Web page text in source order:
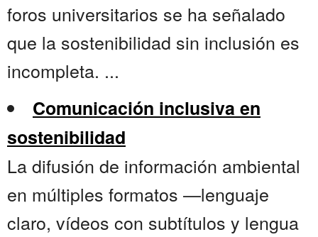
foros universitarios se ha señalado
que la sostenibilidad sin inclusión es
incompleta. ...
Comunicación inclusiva en
sostenibilidad
La difusión de información ambiental
en múltiples formatos —lenguaje
claro, vídeos con subtítulos y lengua